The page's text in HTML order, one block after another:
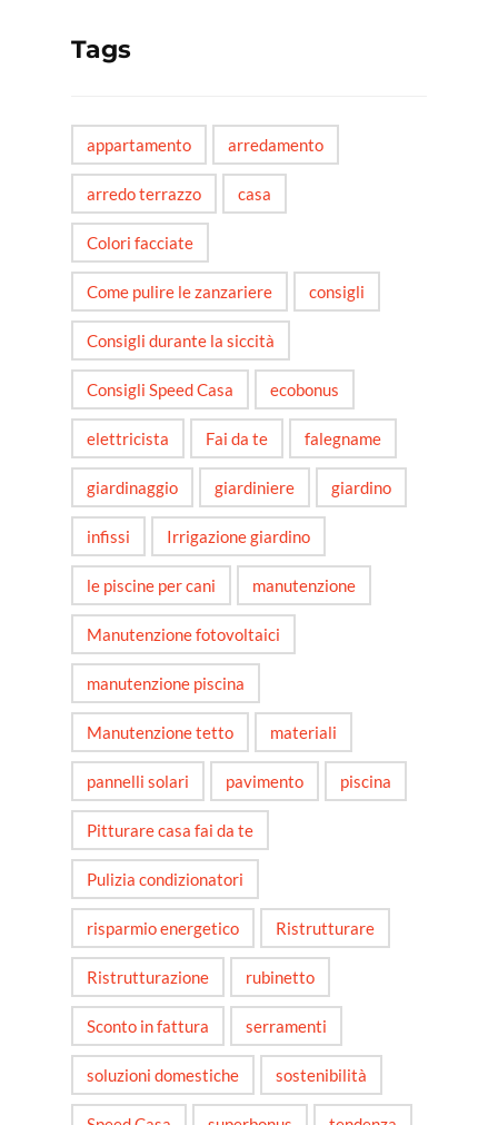
Tags
appartamento arredamento
arredo terrazzo casa
Colori facciate
Come pulire le zanzariere consigli
Consigli durante la siccità
Consigli Speed Casa ecobonus
elettricista Fai da te falegname
giardinaggio giardiniere giardino
infissi Irrigazione giardino
le piscine per cani manutenzione
Manutenzione fotovoltaici
manutenzione piscina
Manutenzione tetto materiali
pannelli solari pavimento piscina
Pitturare casa fai da te
Pulizia condizionatori
risparmio energetico Ristrutturare
Ristrutturazione rubinetto
Sconto in fattura serramenti
soluzioni domestiche sostenibilità